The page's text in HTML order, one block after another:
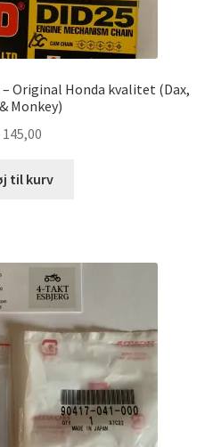
Original Honda kvalitet (Dax,
Monkey)
145,00
til kurv